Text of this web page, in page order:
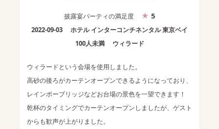
披露宴パーティの満足度 5
2022-09-03
ホテル インターコンチネンタル 東京ベイ
100人未満
ウィラード
ウィラードという会場を使用しました。
高砂の後ろがカーテンオープンできるようになっており、
レインボーブリッジなどお台場の景色を一望できます！
乾杯のタイミングでカーテンオープンしましたが、ゲスト
からも歓声が上がりました。